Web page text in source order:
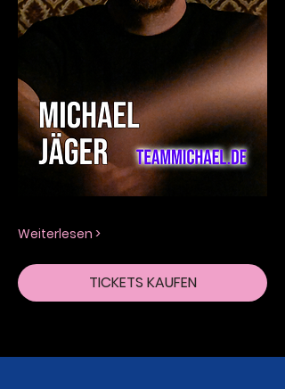
Weiterlesen >
TICKETS KAUFEN